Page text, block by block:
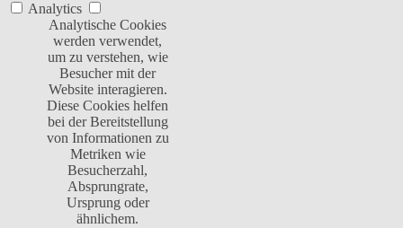
Analytics
Analytische Cookies
werden verwendet,
um zu verstehen, wie
Besucher mit der
Website interagieren.
Diese Cookies helfen
bei der Bereitstellung
von Informationen zu
Metriken wie
Besucherzahl,
Absprungrate,
Ursprung oder
ähnlichem.